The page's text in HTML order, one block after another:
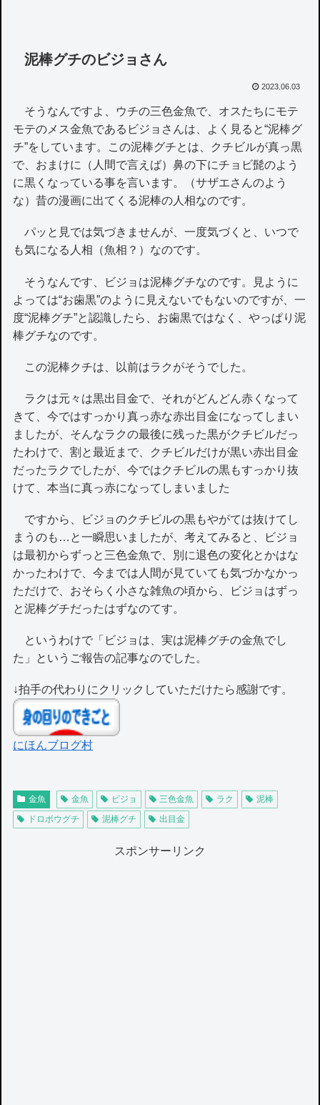
泥棒グチのビジョさん
2023.06.03
そうなんですよ、ウチの三色金魚で、オスたちにモテ
モテのメス金魚であるビジョさんは、よく見ると“泥棒グ
チ”をしています。この泥棒グチとは、クチビルが真っ黒
で、おまけに（人間で言えば）鼻の下にチョビ髭のよう
に黒くなっている事を言います。（サザエさんのよう
な）昔の漫画に出てくる泥棒の人相なのです。
パッと見では気づきませんが、一度気づくと、いつで
も気になる人相（魚相？）なのです。
そうなんです、ビジョは泥棒グチなのです。見ように
よっては“お歯黒”のように見えないでもないのですが、一
度“泥棒グチ”と認識したら、お歯黒ではなく、やっぱり泥
棒グチなのです。
この泥棒クチは、以前はラクがそうでした。
ラクは元々は黒出目金で、それがどんどん赤くなって
きて、今ではすっかり真っ赤な赤出目金になってしまい
ましたが、そんなラクの最後に残った黒がクチビルだっ
たわけで、割と最近まで、クチビルだけが黒い赤出目金
だったラクでしたが、今ではクチビルの黒もすっかり抜
けて、本当に真っ赤になってしまいました
ですから、ビジョのクチビルの黒もやがては抜けてし
まうのも…と一瞬思いましたが、考えてみると、ビジョ
は最初からずっと三色金魚で、別に退色の変化とかはな
かったわけで、今までは人間が見ていても気づかなかっ
ただけで、おそらく小さな雑魚の頃から、ビジョはずっ
と泥棒グチだったはずなのてす。
というわけで「ビジョは、実は泥棒グチの金魚でし
た」というご報告の記事なのでした。
↓拍手の代わりにクリックしていただけたら感謝です。
にほんブログ村
金魚 金魚 ビジョ 三色金魚 ラク
泥棒
ドロボウグチ
泥棒グチ 出目金
スポンサーリンク